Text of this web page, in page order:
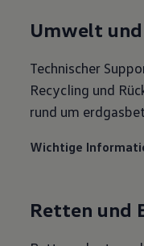
Umwelt
Technischer
Recycling und
rund um
Wichtige
Retten und